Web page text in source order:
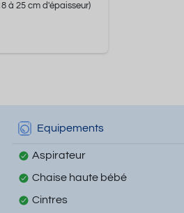
à 25 cm d'épaisseur)
Equipements
Aspirateur
Chaise haute bébé
Cintres